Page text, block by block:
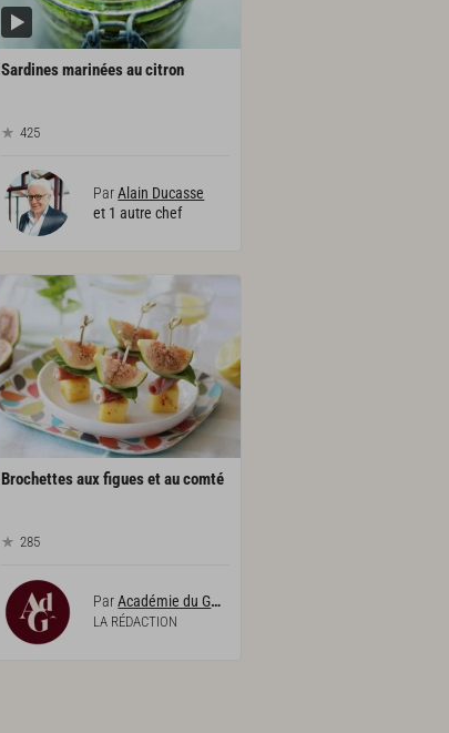
Sardinesmarinéesaucitron
425
ParAlain Ducasse
et 1 autre chef
Brochettesauxfiguesetaucomté
285
ParAcadémie du Goût
LA RÉDACTION